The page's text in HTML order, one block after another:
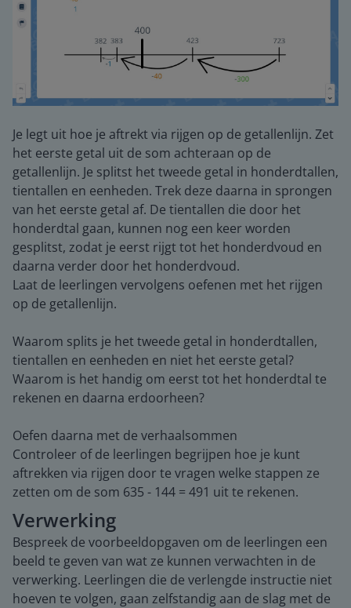
Je legt uit hoe je aftrekt via rijgen op de getallenlijn. Zet
het eerste getal uit de som achteraan op de
getallenlijn. Je splitst het tweede getal in honderdtallen,
tientallen en eenheden. Trek deze daarna in sprongen
van het eerste getal af. De tientallen die door het
honderdtal gaan, kunnen nog een keer worden
gesplitst, zodat je eerst rijgt tot het honderdvoud en
daarna verder door het honderdvoud.
Laat de leerlingen vervolgens oefenen met het rijgen
op de getallenlijn.
Waarom splits je het tweede getal in honderdtallen,
tientallen en eenheden en niet het eerste getal?
Waarom is het handig om eerst tot het honderdtal te
rekenen en daarna erdoorheen?
Oefen daarna met de verhaalsommen
Controleer of de leerlingen begrijpen hoe je kunt
aftrekken via rijgen door te vragen welke stappen ze
zetten om de som 635 - 144 = 491 uit te rekenen.
Verwerking
Bespreek de voorbeeldopgaven om de leerlingen een
beeld te geven van wat ze kunnen verwachten in de
verwerking. Leerlingen die de verlengde instructie niet
hoeven te volgen, gaan zelfstandig aan de slag met de